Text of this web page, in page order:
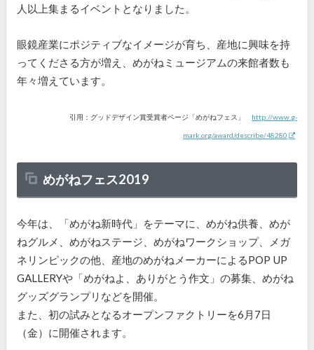
人以上集まるイベントとなりました。
眼鏡産業にポジティブなイメージが育ち、産地に興味を持
ってくださる方が増え、めがねミュージアムの来館者数も
年々増えています。
引用：グッドデザイン賞受賞者ページ「めがねフェス」 http://www.g-
mark.org/award/describe/48280
めがねフェス2019
今年は、「めがね新時代」をテーマに、めがね供養、めが
ねグルメ、めがねステージ、めがねワークショップ、メガ
ネリンピックの他、産地のめがねメーカーによるPOP UP
GALLERYや「めがねよ、ありがとう作文」の募集、めがね
グッズグランプリなどを開催。
また、初の試みとなるオープンファクトリーを6月7日
（金）に開催されます。